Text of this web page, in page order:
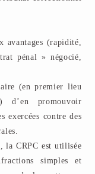
avantages (rapidité,
pénal » négocié,
(en premier lieu
d’en promouvoir
exercées contre des
la CRPC est utilisée
simples et